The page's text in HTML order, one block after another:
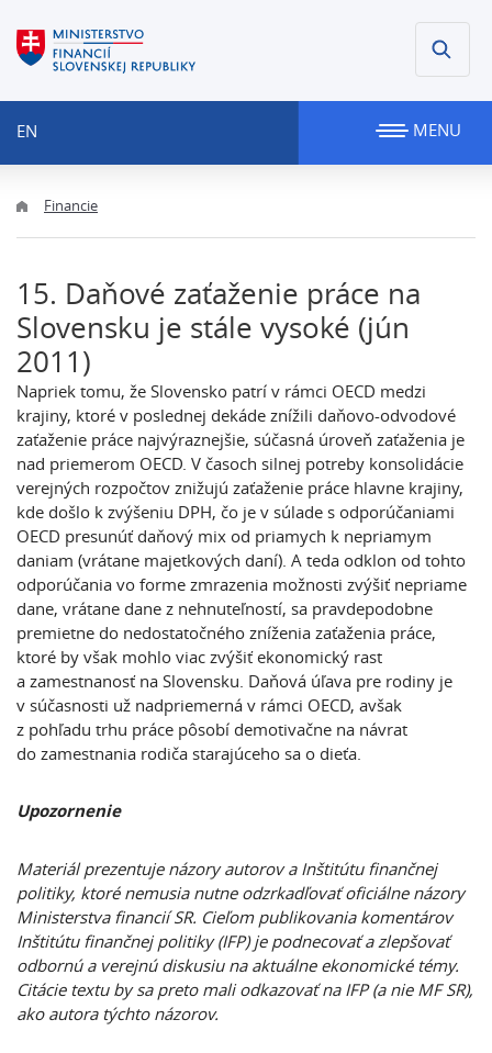
EN MENU
Financie
15. Daňové zaťaženie práce na
Slovensku je stále vysoké (jún
2011)
Napriek tomu, že Slovensko patrí v rámci OECD medzi
krajiny, ktoré v poslednej dekáde znížili daňovo-odvodové
zaťaženie práce najvýraznejšie, súčasná úroveň zaťaženia je
nad priemerom OECD. V časoch silnej potreby konsolidácie
verejných rozpočtov znižujú zaťaženie práce hlavne krajiny,
kde došlo k zvýšeniu DPH, čo je v súlade s odporúčaniami
OECD presunúť daňový mix od priamych k nepriamym
daniam (vrátane majetkových daní). A teda odklon od tohto
odporúčania vo forme zmrazenia možnosti zvýšiť nepriame
dane, vrátane dane z nehnuteľností, sa pravdepodobne
premietne do nedostatočného zníženia zaťaženia práce,
ktoré by však mohlo viac zvýšiť ekonomický rast
a zamestnanosť na Slovensku. Daňová úľava pre rodiny je
v súčasnosti už nadpriemerná v rámci OECD, avšak
z pohľadu trhu práce pôsobí demotivačne na návrat
do zamestnania rodiča starajúceho sa o dieťa.
Upozornenie
Materiál prezentuje názory autorov a Inštitútu finančnej
politiky, ktoré nemusia nutne odzrkadľovať oficiálne názory
Ministerstva financií SR. Cieľom publikovania komentárov
Inštitútu finančnej politiky (IFP) je podnecovať a zlepšovať
odbornú a verejnú diskusiu na aktuálne ekonomické témy.
Citácie textu by sa preto mali odkazovať na IFP (a nie MF SR),
ako autora týchto názorov.